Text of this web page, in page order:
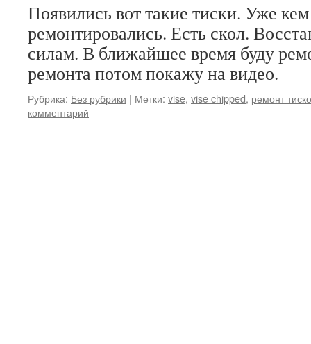
Появились вот такие тиски. Уже
ремонтировались. Есть скол.
силам. В ближайшее время буду
ремонта потом покажу на видео.
Рубрика: Без рубрики | Метки: vise, vise chipped, ремонт
комментарий